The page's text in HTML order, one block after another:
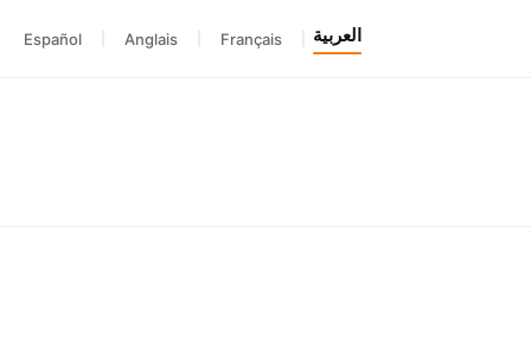
العربية Français
Anglais
Español